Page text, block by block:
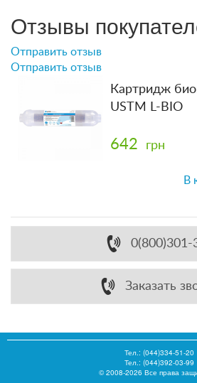
Отзывы
Отправить отзыв
Отправить отзыв
Картридж
USTM L-BIO
642 грн
В
0(800)301-
Заказать
Тел.: (044)334-51-20
Тел.: (044)392-03-99
© 2008-2026 Все права